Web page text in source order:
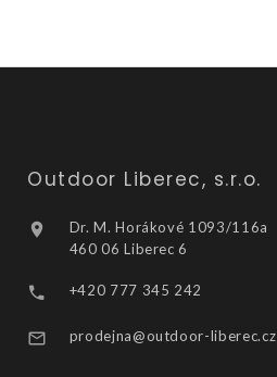
Outdoor Liberec, s.r.o.
Dr. M. Horákové 1093/116a
460 06 Liberec 6
+420 777 345 242
prodejna@outdoor-liberec.cz